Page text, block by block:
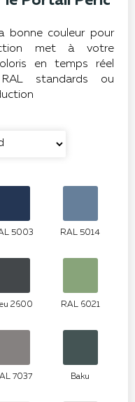
bonne couleur pour
met à votre
en temps réel
standards ou
5003 RAL 5014
2600 RAL 6021
7037 Baku